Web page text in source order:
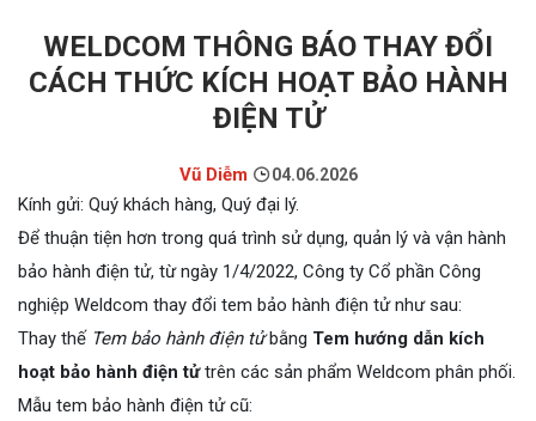
WELDCOM THÔNG BÁO THAY ĐỔI
CÁCH THỨC KÍCH HOẠT BẢO HÀNH
ĐIỆN TỬ
Vũ Diễm 04.06.2026
Kính gửi: Quý khách hàng, Quý đại lý.
Để thuận tiện hơn trong quá trình sử dụng, quản lý và vận hành
bảo hành điện tử, từ ngày 1/4/2022, Công ty Cổ phần Công
nghiệp Weldcom thay đổi tem bảo hành điện tử như sau:
Thay thế Tem bảo hành điện tửbằng Tem hướng dẫn kích
hoạt bảo hành điện tửtrên các sản phẩm Weldcom phân phối.
Mẫu tem bảo hành điện tử cũ: